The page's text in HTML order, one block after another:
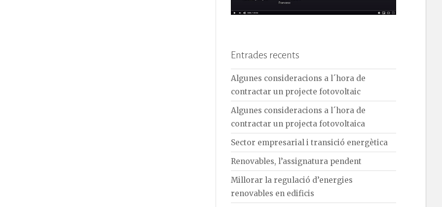
Entrades recents
Algunes consideracions a l´hora de
contractar un projecte fotovoltaic
Algunes consideracions a l´hora de
contractar un projecta fotovoltaica
Sector empresarial i transició energètica
Renovables, l’assignatura pendent
Millorar la regulació d’energies
renovables en edificis